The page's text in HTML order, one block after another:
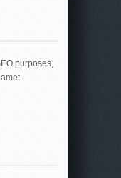
purposes,